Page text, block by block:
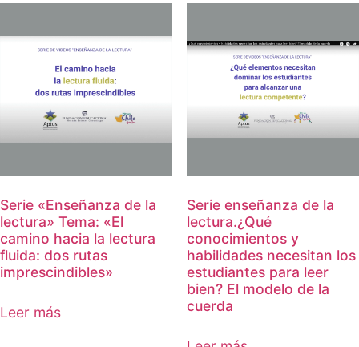
Serie «Enseñanza de la
lectura» Tema: «El
camino hacia la lectura
fluida: dos rutas
imprescindibles»
Leer más
Serie enseñanza de la
lectura.¿Qué
conocimientos y
habilidades necesitan los
estudiantes para leer
bien? El modelo de la
cuerda